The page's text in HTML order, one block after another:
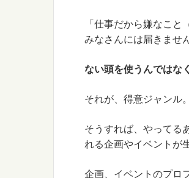
「仕事だから嫌なこ
みなさんには届きません
ない頭を使うんではな
それが、得意ジャンル。
そうすれば、やってる
れる企画やイベントが
企画、イベントのプロ